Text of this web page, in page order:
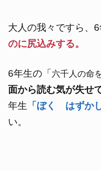
大人の我々ですら、
のに尻込みする。
6年生の「六千人の命
面から読む気が失せ
年生
「ぼく はずか
い。